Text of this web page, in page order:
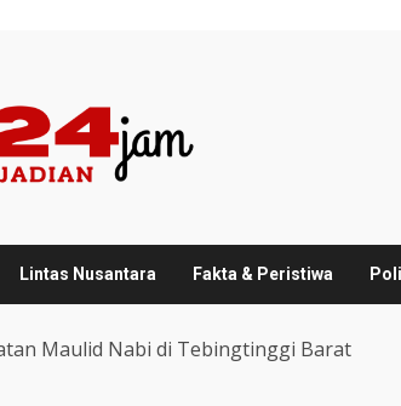
Lintas Nusantara Fakta & Peristiwa
Maulid Nabi di Tebingtinggi Barat